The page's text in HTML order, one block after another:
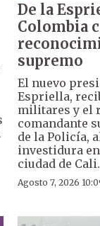
De la
Colombia
supremo
El nuevo
Espriella,
militares y el
comandante
de la Policía,
investidura
ciudad de Cali.
Agosto 7, 2026